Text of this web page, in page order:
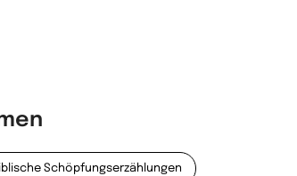
Schöpfungserzählungen